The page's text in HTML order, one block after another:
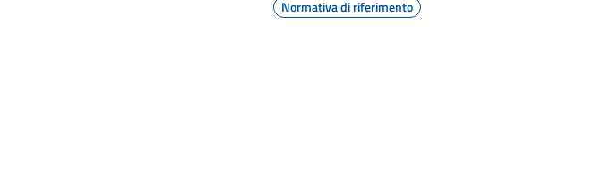
Normativa di riferimento